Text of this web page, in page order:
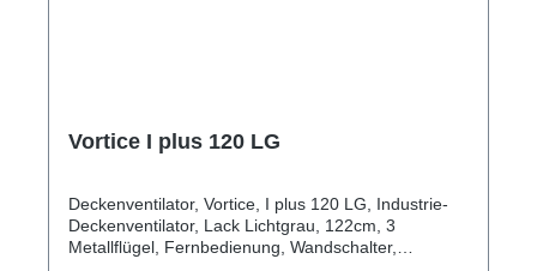
Vortice I plus 120 LG
Deckenventilator, Vortice, I plus 120 LG, Industrie-
Deckenventilator, Lack Lichtgrau, 122cm, 3
Metallflügel, Fernbedienung, Wandschalter,